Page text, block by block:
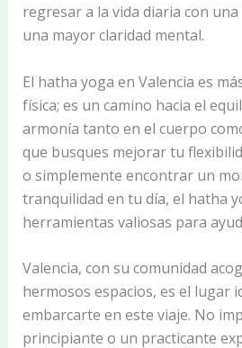
regresar a la vida diaria con
una mayor claridad mental.
El hatha yoga en Valencia es
física; es un camino hacia el
armonía tanto en el cuerpo
que busques mejorar tu
o simplemente encontrar un
tranquilidad en tu día, el hatha
herramientas valiosas para
Valencia, con su comunidad
hermosos espacios, es el lugar
embarcarte en este viaje. No
principiante o un practicante